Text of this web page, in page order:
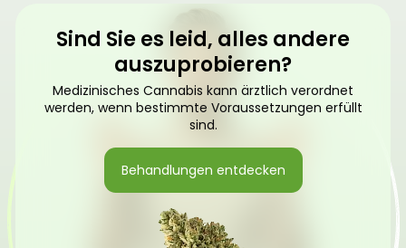
Sind Sie es leid, alles andere
auszuprobieren?
Medizinisches Cannabis kann ärztlich verordnet
werden, wenn bestimmte Voraussetzungen erfüllt
sind.
Behandlungen entdecken